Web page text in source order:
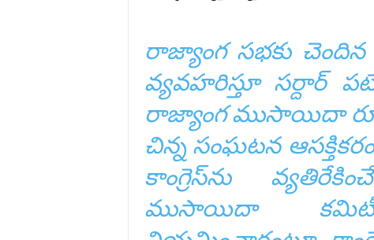
రాజ్యాంగ సభకు
వ్యవహరిస్తూ సర్దార్‌
రాజ్యాంగ ముసాయిదా
చిన్న సంఘటన
కాంగ్రెస్‌ను
ముసాయిదా కమిటీ